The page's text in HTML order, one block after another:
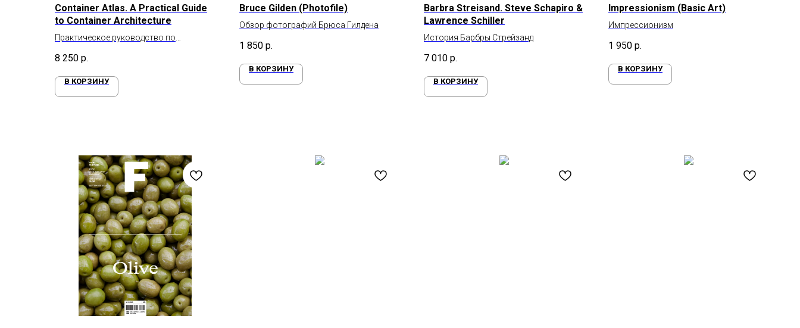
Container Atlas. A Practical Guide
to Container Architecture
Практическое руководство по
8 250 р.
В КОРЗИНУ
Bruce Gilden (Photofile)
Обзор фотографий Брюса Гилдена
1 850 р.
В КОРЗИНУ
Barbra Streisand. Steve Schapiro &
Lawrence Schiller
История Барбры Стрейзанд
7 010 р.
В КОРЗИНУ
Impressionism (Basic Art)
Импрессионизм
1 950 р.
В КОРЗИНУ